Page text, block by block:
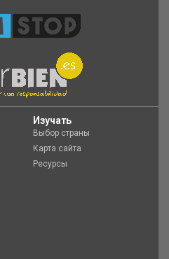
Изучать
Выбор страны
Карта сайта
Ресурсы